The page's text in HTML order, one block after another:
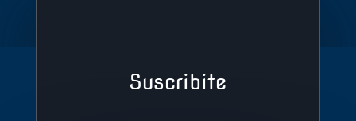
Suscribite